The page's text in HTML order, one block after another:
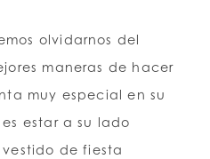
olvidarnos del
maneras de hacer
muy especial en su
estar a su lado
de fiesta